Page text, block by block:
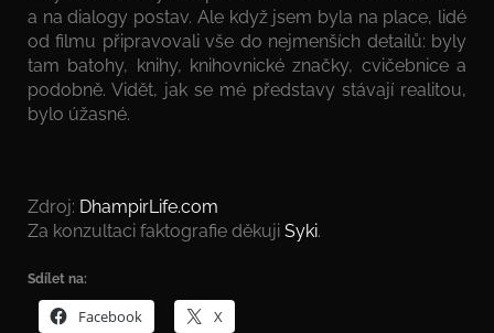
a na dialogy postav. Ale když jsem byla na place, lidé
od filmu připravovali vše do nejmenších detailů: byly
tam batohy, knihy, knihovnické značky, cvičebnice a
podobně. Vidět, jak se mé představy stávají realitou,
bylo úžasné.
Zdroj: DhampirLife.com
Za konzultaci faktografie děkuji Syki.
Sdílet na:
Facebook X